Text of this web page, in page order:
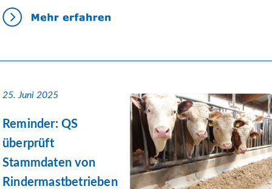
25. Juni 2025
Reminder: QS
überprüft
Stammdaten von
Rindermastbetrieben